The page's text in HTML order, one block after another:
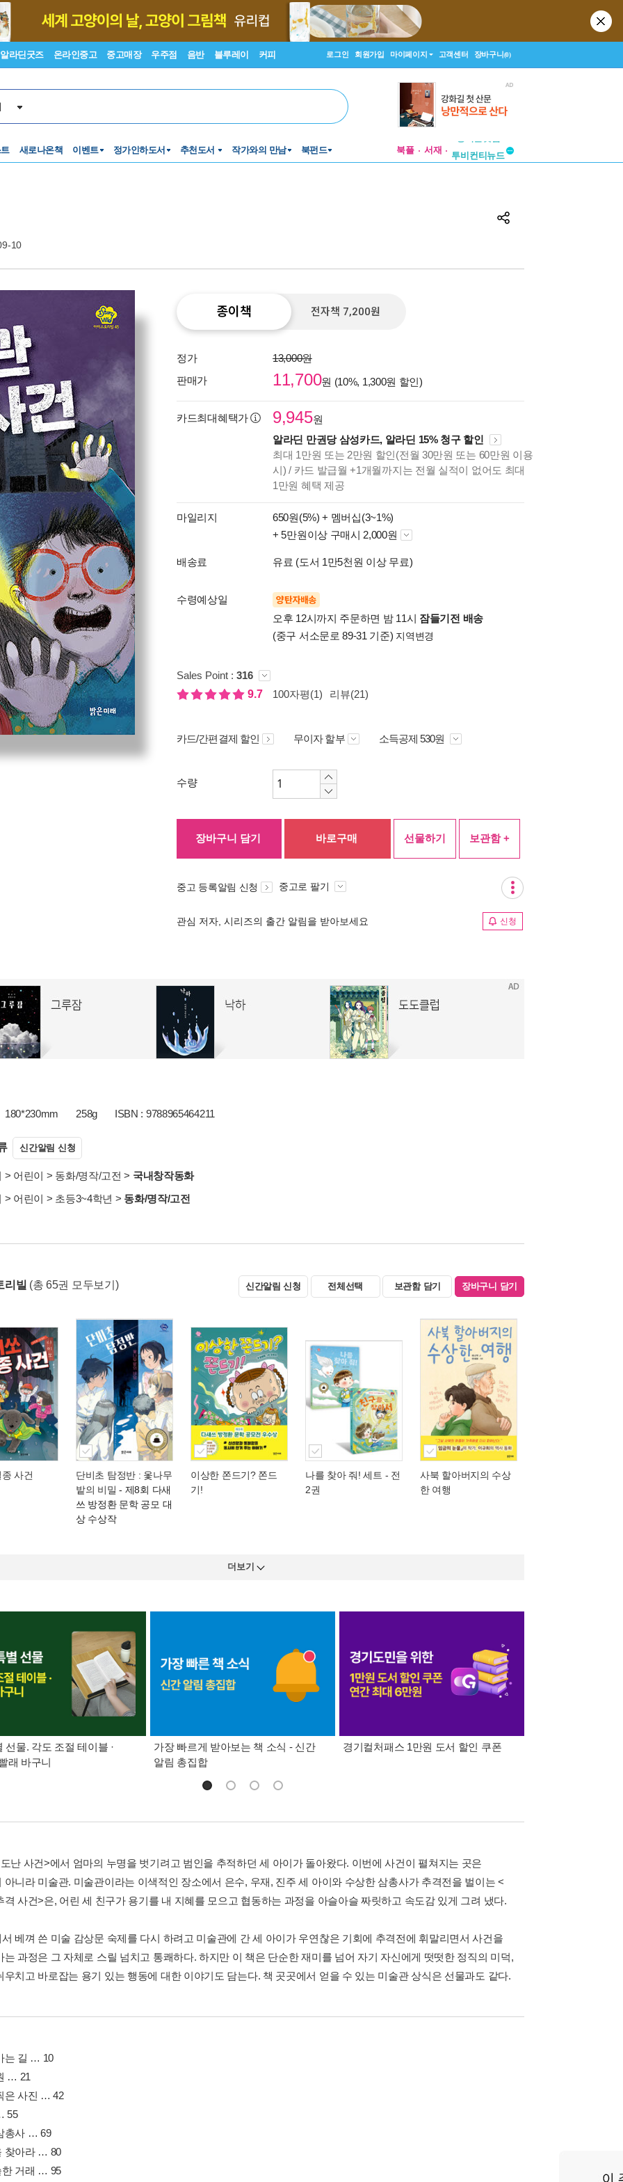
알라딘굿즈 온라인중고 중고매장 우주점 음반 블루레이 커피 로그인 회원가입 마이페이지 고객센터 장바구니(0)
새로나온책 이벤트 정가인하도서 추천도서 작가와의 만남 북펀드 북플 서재
투비컨티뉴드
10
종이책 전자책 7,200원
정가
13,000원
판매가
11,700원 (10%, 1,300원 할인)
카드최대혜택가 9,945원
알라딘 만권당 삼성카드, 알라딘 15% 청구 할인
최대 1만원 또는 2만원 할인(전월 30만원 또는 60만원 이용
시) / 카드 발급월 +1개월까지는 전월 실적이 없어도 최대
1만원 혜택 제공
마일리지 650원(5%) + 멤버십(3~1%)
+ 5만원이상 구매시 2,000원
배송료 유료 (도서 1만5천원 이상 무료)
수령예상일 양탄자배송
오후 12시까지 주문하면 밤 11시 잠들기전 배송
(중구 서소문로 89-31 기준) 지역변경
Sales Point : 316
9.7
100자평(1) 리뷰(21)
카드/간편결제 할인 무이자 할부 소득공제 530원
수량
장바구니 담기 바로구매 선물하기 보관함 +
중고 등록알림 신청 중고로 팔기
관심 저자, 시리즈의 출간 알림을 받아보세요 신청
180*230mm 258g ISBN : 9788965464211
신간알림 신청
> 어린이 > 동화/명작/고전 > 국내창작동화
> 어린이 > 초등3~4학년 > 동화/명작/고전
리빌 (총 65권 모두보기) 신간알림 신청 전체선택 보관함 담기 장바구니 담기
사건
단비초 탐정반 : 옻나무
밭의 비밀 - 제8회 다새
쓰 방정환 문학 공모 대
상 수상작
이상한 쫀드기? 쫀드
기!
나를 찾아 줘! 세트 - 전
2권
사북 할아버지의 수상
한 여행
더보기
선물. 각도 조절 테이블 ·
래 바구니
가장 빠르게 받아보는 책 소식 - 신간
알림 총집합
경기컬처패스 1만원 도서 할인 쿠폰
난 사건>에서 엄마의 누명을 벗기려고 범인을 추적하던 세 아이가 돌아왔다. 이번에 사건이 펼쳐지는 곳은
아니라 미술관. 미술관이라는 이색적인 장소에서 은수, 우재, 진주 세 아이와 수상한 삼총사가 추격전을 벌이는 <
격 사건>은, 어린 세 친구가 용기를 내 지혜를 모으고 협동하는 과정을 아슬아슬 짜릿하고 속도감 있게 그려 냈다.
베껴 쓴 미술 감상문 숙제를 다시 하려고 미술관에 간 세 아이가 우연찮은 기회에 추격전에 휘말리면서 사건을
는 과정은 그 자체로 스릴 넘치고 통쾌하다. 하지만 이 책은 단순한 재미를 넘어 자기 자신에게 떳떳한 정직의 미덕,
우치고 바로잡는 용기 있는 행동에 대한 이야기도 담는다. 책 곳곳에서 얻을 수 있는 미술관 상식은 선물과도 같다.
는 길 … 10
… 21
은 사진 … 42
55
총사 … 69
찾아라 … 80
한 거래 … 95